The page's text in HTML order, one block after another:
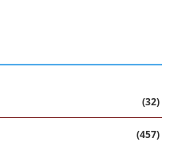
(32)
(457)